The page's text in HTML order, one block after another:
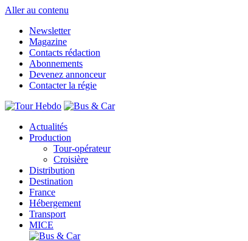
Aller au contenu
Newsletter
Magazine
Contacts rédaction
Abonnements
Devenez annonceur
Contacter la régie
Actualités
Production
Tour-opérateur
Croisière
Distribution
Destination
France
Hébergement
Transport
MICE